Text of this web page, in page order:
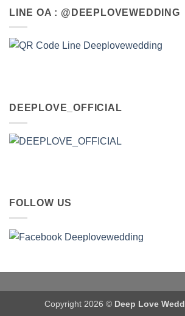
LINE OA : @DEEPLOVEWEDDING
DEEPLOVE_OFFICIAL
FOLLOW US
Copyright 2026 © Deep Love